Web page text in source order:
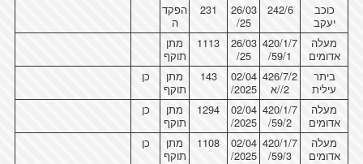
כוכב
יעקב
242/6
26/03
/25
231
הפקד
ה
מעלה
אדומים
420/1/7
/59/1
26/03
/25
1113
מתן
תוקף
ביתר
עילית
426/7/2
/2/א
02/04
/2025
143
מתן
תוקף
כן
מעלה
אדומים
420/1/7
/59/2
02/04
/2025
1294
מתן
תוקף
כן
מעלה
אדומים
420/1/7
/59/3
02/04
/2025
1108
מתן
תוקף
כן